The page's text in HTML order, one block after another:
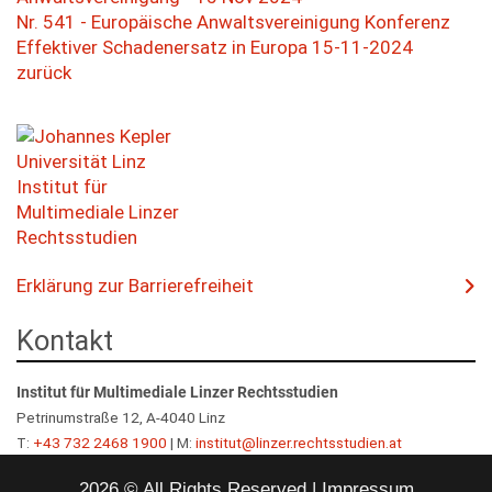
english
ελληνικά
slovenski
cesky
italiano
slovenscina
polski
Nutzungsbedingungen
LVA-Angebot
LVA-Angebot
Fachprüfungen - Verwaltungsrecht
LVA-Angebot
Fachprüfungen
Medienkoffer
Fachprüfungen
Steuerrecht
Medienkoffer
Legal Gender Studies und Antidiskriminierungsrecht
Grundzüge der Rechtsphilosophie
Lernunterlagen
LVA-Angebot
Freie Studienleistungen
Diplomarbeit
Richtlinien zur Anfertigung einer Diplomarbeit
Zweite Diplomprüfung
Studienschwerpunkt Privatrecht
Studienschwerpunkt Kernkompetenzen Zivilrecht
Public International Law / Europarecht
Steuerrecht
Strafrecht II
Nr. 541 - Europäische Anwaltsvereinigung Konferenz
Effektiver Schadenersatz in Europa 15-11-2024
zurück
Erklärung zur Barrierefreiheit
Kontakt
Institut für Multimediale Linzer Rechtsstudien
Petrinumstraße 12, A-4040 Linz
T: +43 732 2468 1900 | M: institut@linzer.rechtsstudien.at